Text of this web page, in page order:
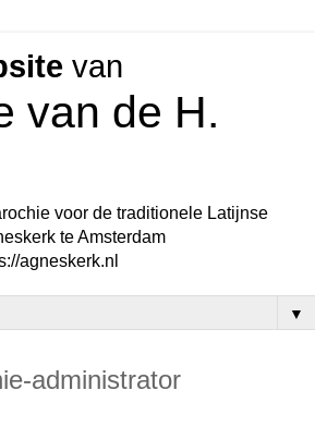
van
van de H.
voor de traditionele Latijnse
te Amsterdam
agneskerk.nl
▼
administrator